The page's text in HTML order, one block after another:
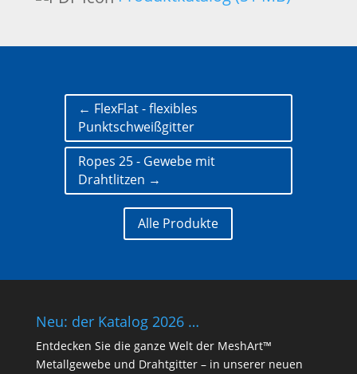
← FlexFlat - flexibles
Punktschweißgitter
Ropes 25 - Gewebe mit
Drahtlitzen →
Alle Produkte
Neu: der Katalog 2026 …
Entdecken Sie die ganze Welt der MeshArt™
Metallgewebe und Drahtgitter – in unserer neuen